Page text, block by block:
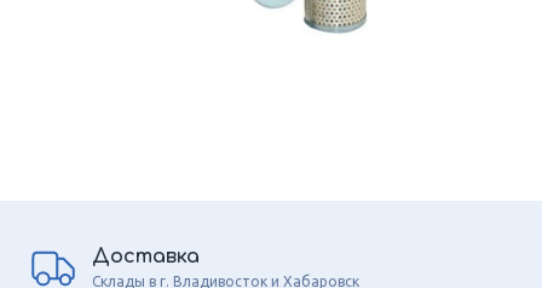
Доставка
Склады в г. Владивосток и Хабаровск